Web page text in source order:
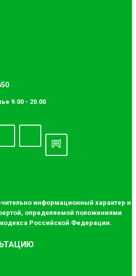
9.00 - 20.00
информационный характер и
определяемой положениями
кодекса Российской Федерации.